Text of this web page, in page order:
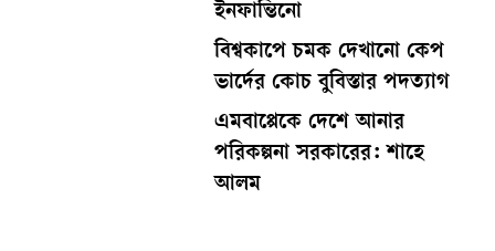
ইনফান্তিনো
বিশ্বকাপে চমক দেখানো কেপ
ভার্দের কোচ বুবিস্তার পদত্যাগ
এমবাপ্পেকে দেশে আনার
পরিকল্পনা সরকারের: শাহে
আলম